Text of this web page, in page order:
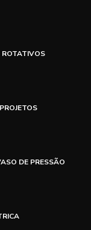
ROTATIVOS
DE PRESSÃO